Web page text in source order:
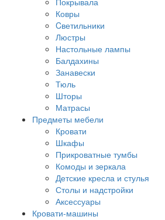
Ковры
Cветильники
Люстры
Настольные лампы
Балдахины
Занавески
Тюль
Шторы
Матрасы
Предметы мебели
Кровати
Шкафы
Прикроватные тумбы
Комоды и зеркала
Детские кресла и стулья
Столы и надстройки
Аксессуары
Кровати-машины